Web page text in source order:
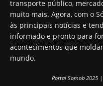
transporte público,
muito mais. Agora, com o
às principais notícias e
informado e pronto para
acontecimentos que
mundo.
Portal Somob 2025 |